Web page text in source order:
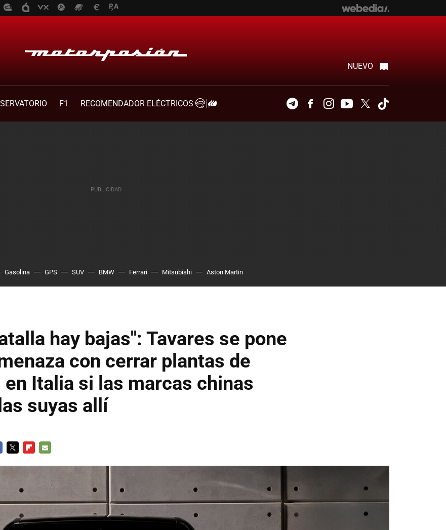
NUEVO
F1
RECOMENDADOR ELÉCTRICOS
TelegramFacebookInstagramYoutubeTwitter
Gasolina GPS SUV BMW Ferrari Mitsubishi Aston Martin
hay bajas": Tavares se pone
con cerrar plantas de
Italia si las marcas chinas
suyas allí